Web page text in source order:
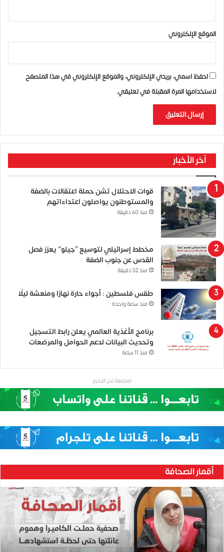
الموقع الإلكتروني
احفظ اسمي، بريدي الإلكتروني، والموقع الإلكتروني في هذا المتصفح
لاستخدامها المرة المقبلة في تعليقي.
آخر الأخبار
قوات الاحتلال تشن حملة اعتقالات بالضفة
والمستوطنون يواصلون اعتداءاتهم
منذ 40 دقيقة
مخطط إسرائيلي لتوسيع “جيلو” يعزز فصل
القدس عن جنوب الضفة
منذ 52 دقيقة
طقس فلسطين : أجواء حارة نهارًا ومنعشة ليلًا
منذ ساعة واحدة
برنامج الأغذية العالمي يعلن رابط التسجيل
وتحديث البيانات لدعم الحوامل والمرضعات
منذ 11 ساعة
لمتابعة اخر الاخبار
أقمار الصحافة
حنين
بارود..صحفية
حملت
وهموم
عائلتها